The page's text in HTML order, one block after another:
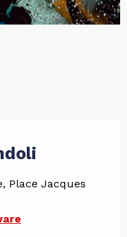
Place Jacques